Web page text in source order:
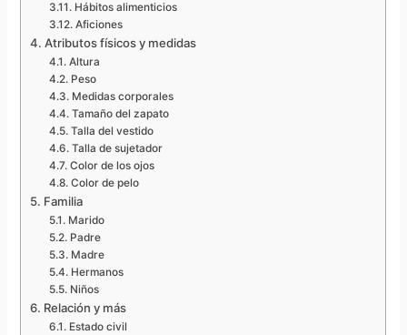
Hábitos alimenticios
Aficiones
Atributos físicos y medidas
Altura
Peso
Medidas corporales
Tamaño del zapato
Talla del vestido
Talla de sujetador
Color de los ojos
Color de pelo
Familia
Marido
Padre
Madre
Hermanos
Niños
Relación y más
Estado civil